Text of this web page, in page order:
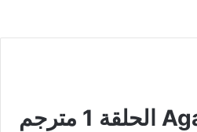
مسلسل 18 Again الحلقة 1 مترجم